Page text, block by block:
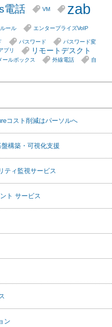
電話 VM
zab
ール エンタープライズVoIP
パスワード
パスワード変
プリ
リモートデスクト
ールボックス 外線電話
自
コスト削減はパーソルへ
構築・可視化支援
ティ監視サービス
ト サービス
ン